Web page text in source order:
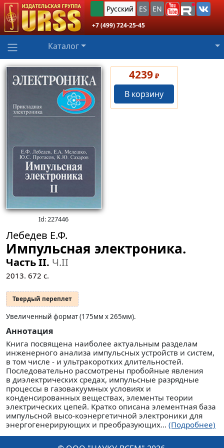
Русский ES EN
+7 (499) 724-25-45
Каталог
Id: 227446
4239 ₽
В корзину
Лебедев Е.Ф.
Импульсная электроника.
Часть II. Ч.II
2013. 672 с.
Твердый переплет
Увеличенный формат (175мм x 265мм).
Аннотация
Книга посвящена наиболее актуальным разделам
инженерного анализа импульсных устройств и систем,
в том числе - и ультракоротких длительностей.
Последовательно рассмотрены пробойные явления
в диэлектрических средах, импульсные разрядные
процессы в газовакуумных условиях и
конденсированных веществах, элементы теории
электрических цепей. Кратко описана элементная база
импульсной высо-коэнергетичной электроники для
энергогенерирующих и преобразующих... (Подробнее)